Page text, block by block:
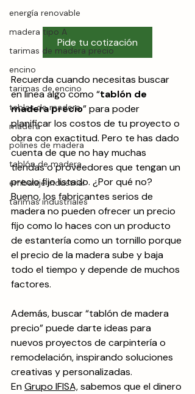
energía renovable
madera tipo A
tarimas de madera precio
encino
tarimas de encino
tablas de madera
madera
polines de madera
tablón de madera
embalaje industrial
tarimas industriales
Pide tu cotización
Recuerda cuando necesitas buscar
en línea algo como “tablón de
madera precio” para poder
planificar los costos de tu proyecto o
obra con exactitud. Pero te has dado
cuenta de que no hay muchas
tiendas o proveedores que tengan un
precio fijo listado. ¿Por qué no?
Bueno, los fabricantes serios de
madera no pueden ofrecer un precio
fijo como lo haces con un producto
de estantería como un tornillo porque
el precio de la madera sube y baja
todo el tiempo y depende de muchos
factores.
Además, buscar “tablón de madera
precio” puede darte ideas para
nuevos proyectos de carpintería o
remodelación, inspirando soluciones
creativas y personalizadas.
En Grupo IFISA, sabemos que el dinero